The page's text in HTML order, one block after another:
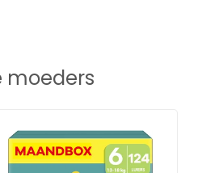
moeders